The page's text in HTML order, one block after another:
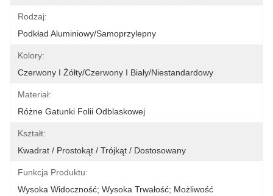
Rodzaj:
Podkład Aluminiowy/samoprzylepny
Kolory:
Czerwony I Żółty/czerwony I Biały/niestandardowy
Materiał:
Różne Gatunki Folii Odblaskowej
Kształt:
Kwadrat / Prostokąt / Trójkąt / Dostosowany
Funkcja Produktu:
Wysoka Widoczność; Wysoka Trwałość; Możliwość